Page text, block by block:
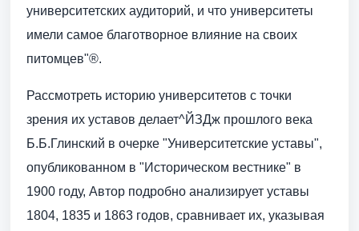
университетских аудиторий, и что университеты
имели самое благотворное влияние на своих
питомцев"®.
Рассмотреть историю университетов с точки
зрения их уставов делает^ЙЗДж прошлого века
Б.Б.Глинский в очерке "Университетские уставы",
опубликованном в "Историческом вестнике" в
1900 году, Автор подробно анализирует уставы
1804, 1835 и 1863 годов, сравнивает их, указывая